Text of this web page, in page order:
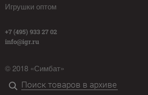
Игрушки оптом
+7 (495) 933 27 02
info@igr.ru
© 2018 «Симбат»